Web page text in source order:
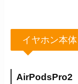
イヤホン本体
AirPodsPro2